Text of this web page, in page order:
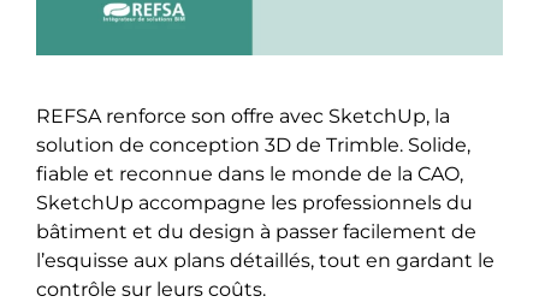
REFSA renforce son offre avec SketchUp, la
solution de conception 3D de Trimble. Solide,
fiable et reconnue dans le monde de la CAO,
SketchUp accompagne les professionnels du
bâtiment et du design à passer facilement de
l’esquisse aux plans détaillés, tout en gardant le
contrôle sur leurs coûts.